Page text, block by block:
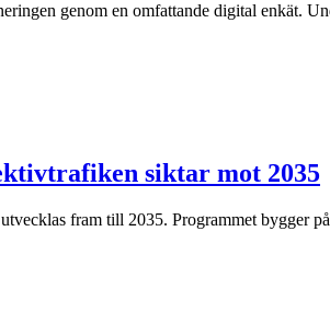
genom en omfattande digital enkät.
siktar mot 2035
fram till 2035. Programmet bygger